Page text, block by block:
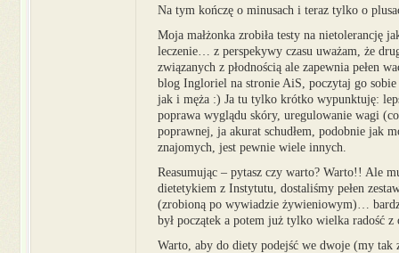
Na tym kończę o minusach i teraz tylko o
Moja małżonka zrobiła testy na nietolerancję
leczenie… z perspekywy czasu uważam, że
związanych z płodnością ale zapewnia pełen
blog Ingloriel na stronie AiS, poczytaj go
jak i męża :) Ja tu tylko krótko wypunktuję:
poprawa wyglądu skóry, uregulowanie wagi
poprawnej, ja akurat schudłem, podobnie jak
znajomych, jest pewnie wiele innych.
Reasumując – pytasz czy warto? Warto!! Ale
dietetykiem z Instytutu, dostaliśmy pełen
(zrobioną po wywiadzie żywieniowym)…
był początek a potem już tylko wielka radość
Warto, aby do diety podejść we dwoje (my tak